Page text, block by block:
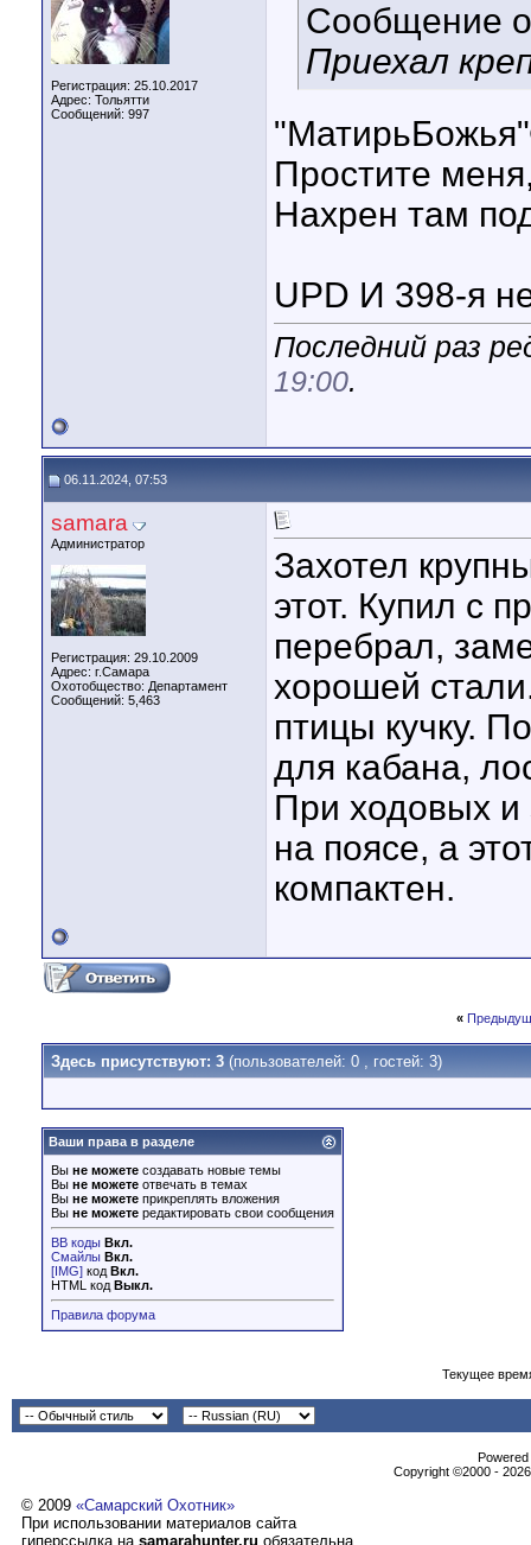
Регистрация: 25.10.2017
Адрес: Тольятти
Сообщений: 997
Сообщение
Приехал
Простите
Нахрен там
UPD И 398-я
Последний раз
19:00.
06.11.2024, 07:53
samara
Администратор
Регистрация: 29.10.2009
Адрес: г.Самара
Охотобщество: Департамент
Сообщений: 5,463
Захотел
этот. Купил с
перебрал,
хорошей
птицы кучку.
для кабана,
При ходовых и
на поясе, а
компактен.
«
Здесь присутствуют: 3 (пользователей: 0 , гостей: 3)
Ваши права в разделе
Вы не можете создавать новые темы
Вы не можете отвечать в темах
Вы не можете прикреплять вложения
Вы не можете редактировать свои сообщения
BB коды Вкл.
Смайлы Вкл.
[IMG] код Вкл.
HTML код Выкл.
Правила форума
Текущее
Copyright ©2000 -
© 2009 «Самарский Охотник»
При использовании материалов сайта
гиперссылка на samarahunter.ru обязательна.